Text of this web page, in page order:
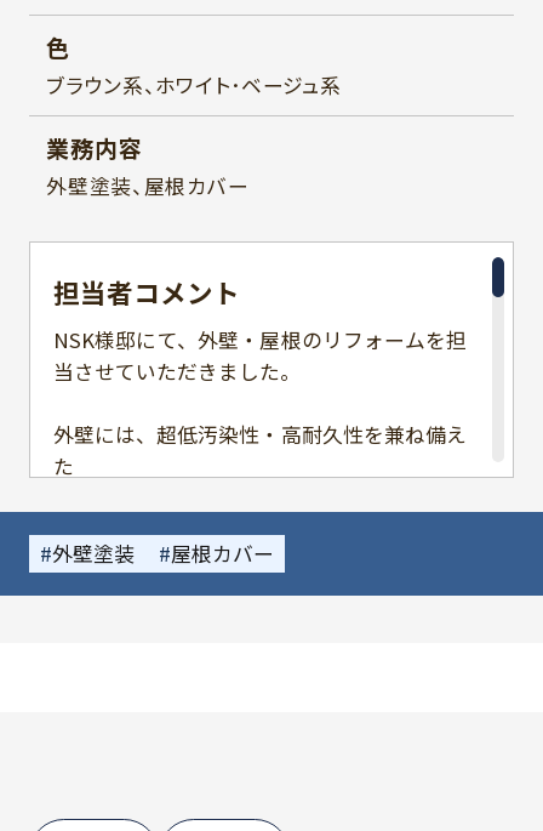
色
ブラウン系、ホワイト･ベージュ系
業務内容
外壁塗装、屋根カバー
担当者コメント
NSK様邸にて、外壁・屋根のリフォームを担
当させていただきました。
外壁には、超低汚染性・高耐久性を兼ね備え
た
000Si-IR を採用。
艶を抑えた落ち着きある風合いと、しっとり
とした質感が建物の上質さを引き立ててくれ
向上しています。
外壁塗装 屋根カバー